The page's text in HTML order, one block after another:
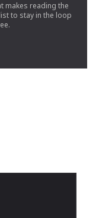
makes reading the
to stay in the loop